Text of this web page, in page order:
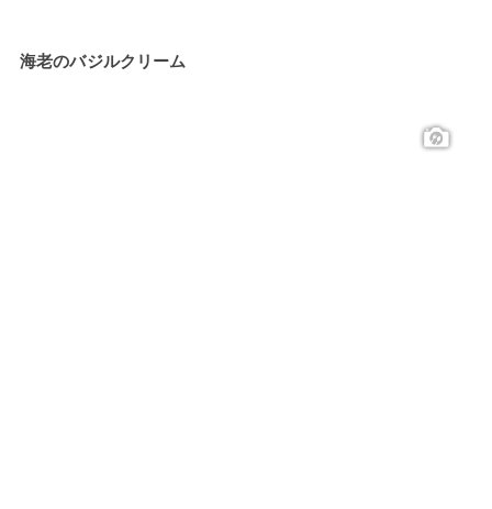
海老のバジルクリーム